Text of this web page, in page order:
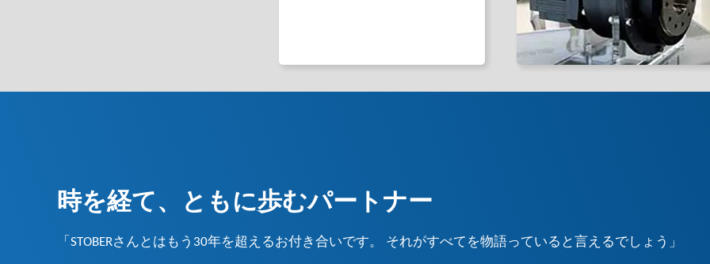
時を経て、ともに歩むパートナー
「STOBERさんとはもう30年を超えるお付き合いです。 それがすべてを物語っていると言えるでしょう」